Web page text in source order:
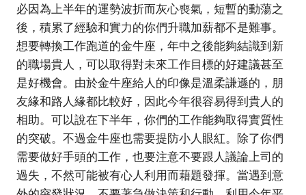
必因為上半年的運勢波折而灰心喪氣，短暫的動蕩之
後，積累了經驗和實力的你們升職加薪都不是難事。
想要轉換工作跑道的金牛座，年中之後能夠結識到新
的職場貴人，可以取得對未來工作目標的好建議甚至
是好機會。由於金牛座給人的印像是溫柔謙遜的，朋
友緣和路人緣都比較好，因此今年很容易得到貴人的
相助。可以說在下半年，你們的工作能夠取得實質性
的突破。不過金牛座也需要提防小人眼紅。除了你們
需要做好手頭的工作，也要注意不要跟人議論上司的
過失，不然可能被有心人利用而藉題發揮。當遇到意